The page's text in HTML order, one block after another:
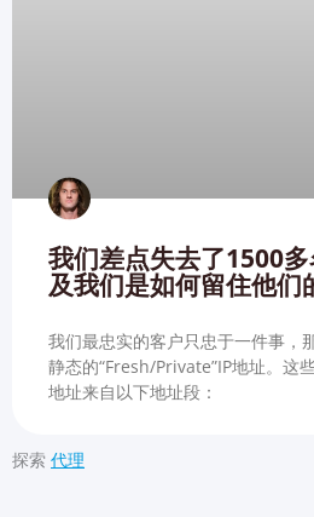
我们差点失去了1500
及我们是如何留住他们
我们最忠实的客户只忠于一件事，
静态的“Fresh/Private”IP地址。这
地址来自以下地址段：
探索 代理